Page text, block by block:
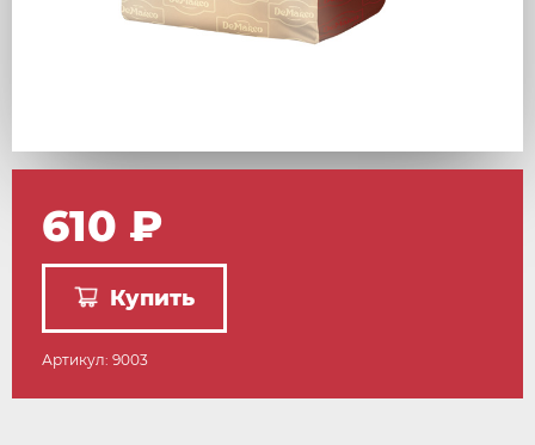
610 ₽
Купить
Артикул: 9003